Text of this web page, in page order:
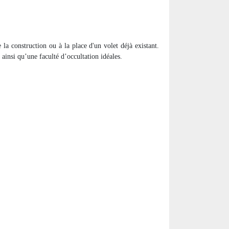
la construction ou à la place d'un volet déjà existant.
qu’une faculté d’occultation idéales.